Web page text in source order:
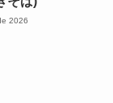
2026